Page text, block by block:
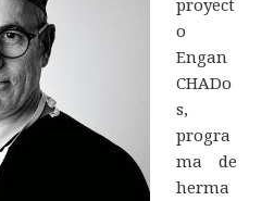
proyect
o
Engan
CHADo
s,
progra
ma de
herma